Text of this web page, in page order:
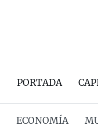
PORTADA
ECONOMÍA